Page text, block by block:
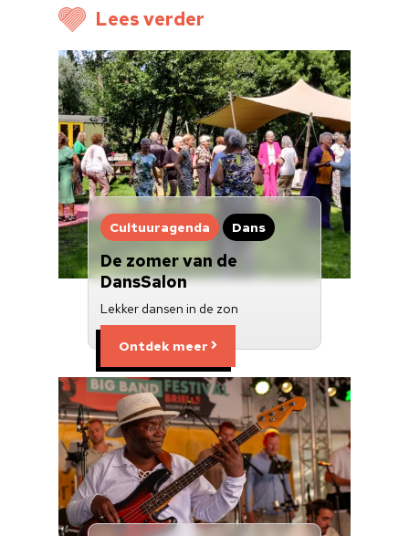
Lees verder
Cultuuragenda Dans
De zomer van de
DansSalon
Lekker dansen in de zon
Ontdek meer
Over ons
Nieuwsbrief
Doneren